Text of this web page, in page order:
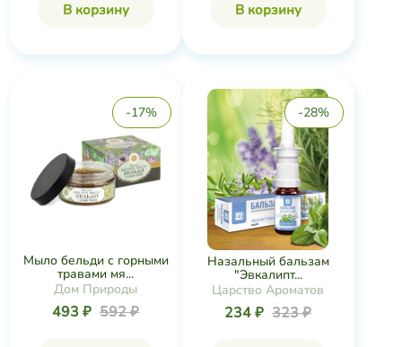
В корзину В корзину
-17%
Мыло бельди с горными
травами мя...
Дом Природы
493 ₽ 592 ₽
-28%
Назальный бальзам
"Эвкалипт...
Царство Ароматов
234 ₽ 323 ₽